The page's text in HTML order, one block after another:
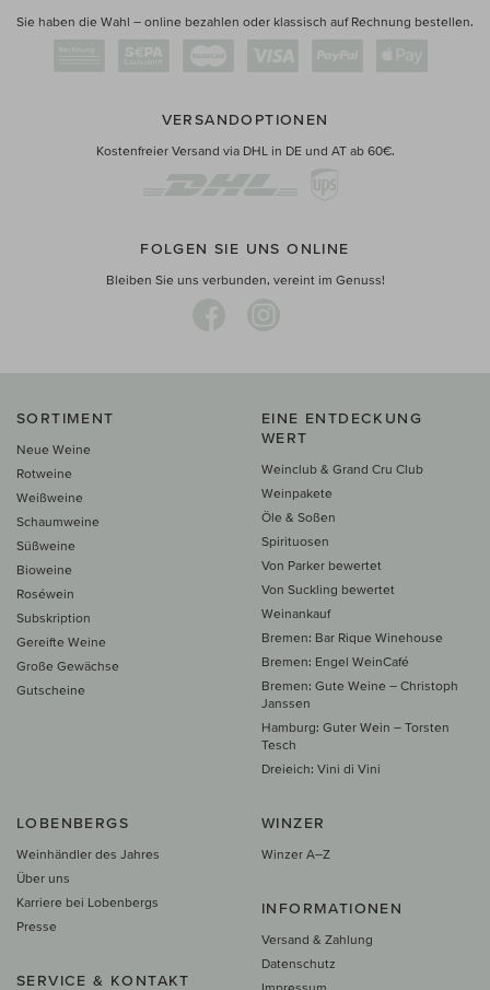
Sie haben die Wahl – online bezahlen oder klassisch auf Rechnung bestellen.
VERSANDOPTIONEN
Kostenfreier Versand via DHL in DE und AT ab 60€.
FOLGEN SIE UNS ONLINE
Bleiben Sie uns verbunden, vereint im Genuss!
SORTIMENT
Neue Weine
Rotweine
Weißweine
Schaumweine
Süßweine
Bioweine
Roséwein
Subskription
Gereifte Weine
Große Gewächse
Gutscheine
EINE ENTDECKUNG
WERT
Weinclub & Grand Cru Club
Weinpakete
Öle & Soßen
Spirituosen
Von Parker bewertet
Von Suckling bewertet
Weinankauf
Bremen: Bar Rique Winehouse
Bremen: Engel WeinCafé
Bremen: Gute Weine – Christoph
Janssen
Hamburg: Guter Wein – Torsten
Tesch
Dreieich: Vini di Vini
LOBENBERGS
Weinhändler des Jahres
Über uns
Karriere bei Lobenbergs
Presse
SERVICE & KONTAKT
WINZER
Winzer A–Z
INFORMATIONEN
Versand & Zahlung
Datenschutz
Impressum